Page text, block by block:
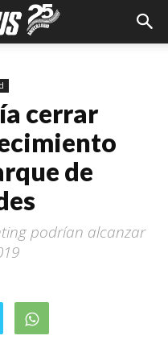
cerrar
de
podrían alcanzar